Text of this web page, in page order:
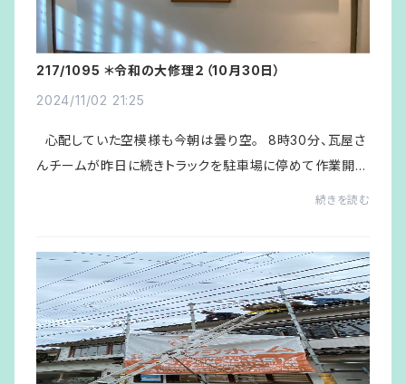
217/1095 ＊令和の大修理２（10月30日）
2024/11/02 21:25
心配していた空模様も今朝は曇り空。 8時30分、瓦屋さ
んチームが昨日に続きトラックを駐車場に停めて作業開
続きを読む